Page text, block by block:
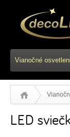
Vianočné
LED